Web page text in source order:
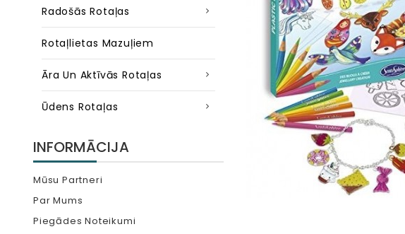
Radošās Rotaļas
Rotaļlietas Mazuļiem
Āra Un Aktīvās Rotaļas
Ūdens Rotaļas
INFORMĀCIJA
Mūsu Partneri
Par Mums
Piegādes Noteikumi